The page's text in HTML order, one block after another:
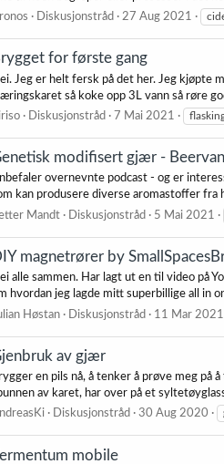
Diskusjonstråd 27 Aug 2021
for første gang
Jeg er helt fersk på det her. Jeg kjøpte
så koke opp 3L vann så røre
Diskusjonstråd 7 Mai 2021
modifisert gjær -
overnevnte podcast - og er
kan produsere diverse aromastoffer fra
Mandt
Diskusjonstråd 5 Mai 2021
magnetrører by
alle sammen. Har lagt ut en til video på
hvordan jeg lagde mitt superbillige all in
Høstan
Diskusjonstråd 11 Mar 2021
av gjær
en pils nå, å tenker å prøve meg på
av karet, har over på et
Diskusjonstråd 30 Aug 2020
mobile